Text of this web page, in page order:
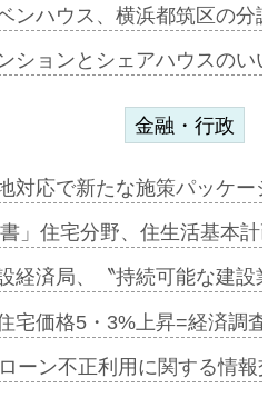
ンハウス、横浜都筑区の
ションとシェアハウスの
金融・行政
対応で新たな施策パッケ
書」住宅分野、住生活基本
経済局、〝持続可能な建
宅価格5・3%上昇=経済調
ーン不正利用に関する情